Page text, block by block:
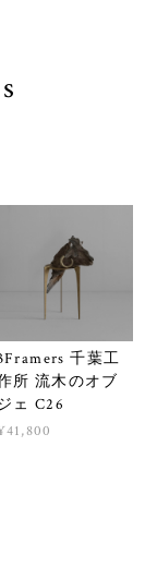
千葉工
所 流木のオブ
ェ C26